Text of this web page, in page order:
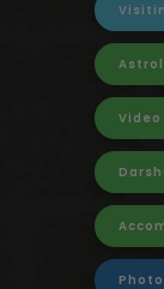
Video